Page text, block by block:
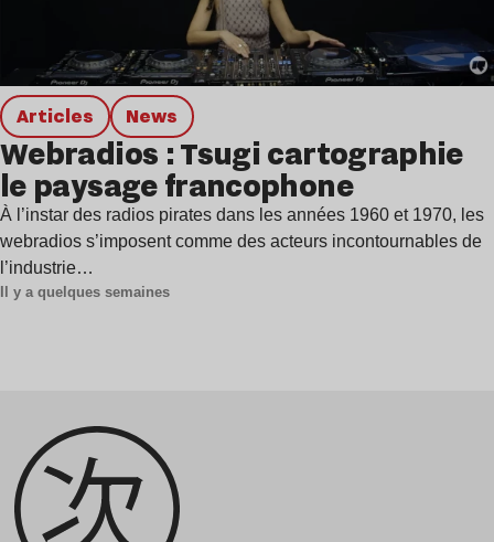
Articles news
Webradios : Tsugi cartographie
le paysage francophone
À l’instar des radios pirates dans les années 1960 et 1970, les
webradios s’imposent comme des acteurs incontournables de
l’industrie…
Il y a quelques semaines